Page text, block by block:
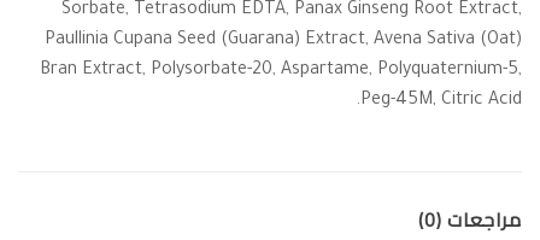
Sorbate, Tetrasodium EDTA, Panax Ginseng Root Extract,
Paullinia Cupana Seed (Guarana) Extract, Avena Sativa (Oat)
Bran Extract, Polysorbate-20, Aspartame, Polyquaternium-5,
Peg-45M, Citric Acid.
مراجعات (0)